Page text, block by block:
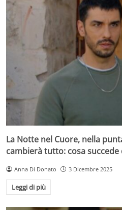
La Notte nel Cuore, nella
cambierà tutto: cosa succede
Anna Di Donato 3 Dicembre 2025
Leggi di più